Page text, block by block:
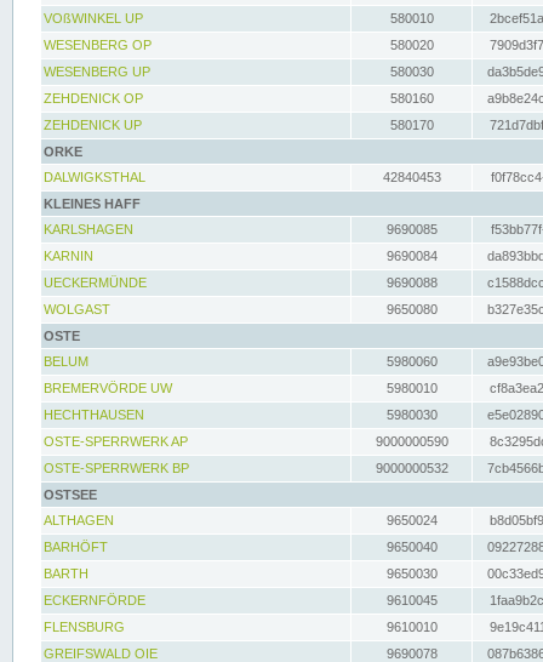
VOßWINKEL UP
580010
WESENBERG OP
580020
WESENBERG UP
580030
ZEHDENICK OP
580160
ZEHDENICK UP
580170
ORKE
DALWIGKSTHAL
42840453
KLEINES HAFF
KARLSHAGEN
9690085
KARNIN
9690084
UECKERMÜNDE
9690088
WOLGAST
9650080
OSTE
BELUM
5980060
BREMERVÖRDE UW
5980010
HECHTHAUSEN
5980030
OSTE-SPERRWERK AP
9000000590
OSTE-SPERRWERK BP
9000000532
OSTSEE
ALTHAGEN
9650024
BARHÖFT
9650040
BARTH
9650030
ECKERNFÖRDE
9610045
FLENSBURG
9610010
GREIFSWALD OIE
9690078